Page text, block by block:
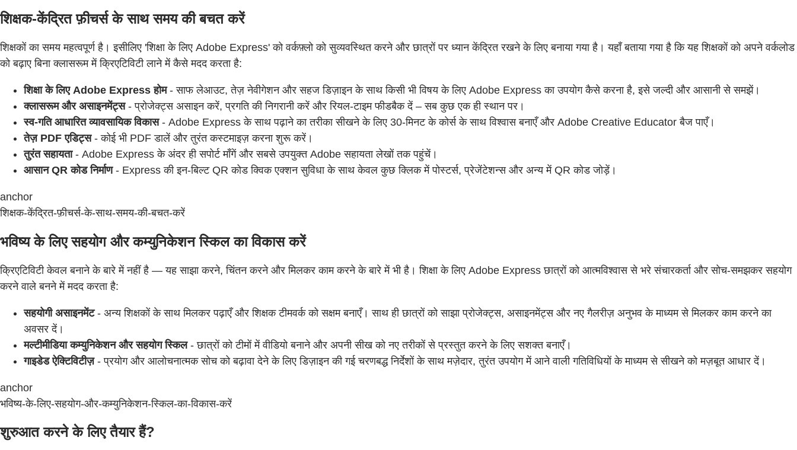
शिक्षक-केंद्रित फ़ीचर्स के साथ समय की बचत करें
शिक्षकों का समय महत्वपूर्ण है। इसीलिए 'शिक्षा के लिए Adobe Express' को वर्कफ़्लो को सुव्यवस्थित करने और छात्रों पर ध्यान केंद्रित रखने के लिए बनाया गया है। यहाँ बताया गया है कि यह शिक्षकों को अपने वर्कलोड
को बढ़ाए बिना क्लासरूम में क्रिएटिविटी लाने में कैसे मदद करता है:
शिक्षा के लिए Adobe Express होम- साफ लेआउट, तेज़ नेवीगेशन और सहज डिज़ाइन के साथ किसी भी विषय के लिए Adobe Express का उपयोग कैसे करना है, इसे जल्दी और आसानी से समझें।
क्लासरूम और असाइनमेंट्स- प्रोजेक्ट्स असाइन करें, प्रगति की निगरानी करें और रियल-टाइम फीडबैक दें – सब कुछ एक ही स्थान पर।
स्व-गति आधारित व्यावसायिक विकास- Adobe Express के साथ पढ़ाने का तरीका सीखने के लिए 30-मिनट के कोर्स के साथ विश्वास बनाएँ और Adobe Creative Educator बैज पाएँ।
तेज़ PDF एडिट्स- कोई भी PDF डालें और तुरंत कस्टमाइज़ करना शुरू करें।
तुरंत सहायता- Adobe Express के अंदर ही सपोर्ट माँगें और सबसे उपयुक्त Adobe सहायता लेखों तक पहुंचें।
आसान QR कोड निर्माण- Express की इन-बिल्ट QR कोड क्विक एक्शन सुविधा के साथ केवल कुछ क्लिक में पोस्टर्स, प्रेजेंटेशन्स और अन्य में QR कोड जोड़ें।
anchor
शिक्षक-केंद्रित-फ़ीचर्स-के-साथ-समय-की-बचत-करें
भविष्य के लिए सहयोग और कम्युनिकेशन स्किल का विकास करें
क्रिएटिविटी केवल बनाने के बारे में नहीं है — यह साझा करने, चिंतन करने और मिलकर काम करने के बारे में भी है। शिक्षा के लिए Adobe Express छात्रों को आत्मविश्वास से भरे संचारकर्ता और सोच-समझकर सहयोग
करने वाले बनने में मदद करता है:
सहयोगी असाइनमेंट- अन्य शिक्षकों के साथ मिलकर पढ़ाएँ और शिक्षक टीमवर्क को सक्षम बनाएँ। साथ ही छात्रों को साझा प्रोजेक्ट्स, असाइनमेंट्स और नए गैलरीज़ अनुभव के माध्यम से मिलकर काम करने का
अवसर दें।
मल्टीमीडिया कम्युनिकेशन और सहयोग स्किल- छात्रों को टीमों में वीडियो बनाने और अपनी सीख को नए तरीकों से प्रस्तुत करने के लिए सशक्त बनाएँ।
गाइडेड ऐक्टिविटीज़- प्रयोग और आलोचनात्मक सोच को बढ़ावा देने के लिए डिज़ाइन की गई चरणबद्ध निर्देशों के साथ मज़ेदार, तुरंत उपयोग में आने वाली गतिविधियों के माध्यम से सीखने को मज़बूत आधार दें।
anchor
भविष्य-के-लिए-सहयोग-और-कम्युनिकेशन-स्किल-का-विकास-करें
शुरुआत करने के लिए तैयार हैं?